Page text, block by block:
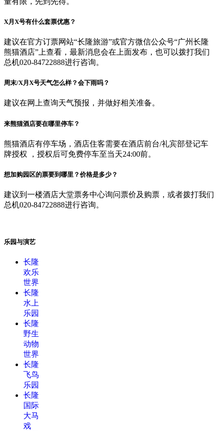
X月X号有什么套票优惠？
建议在官方订票网站“长隆旅游”或官方微信公众号“广州长隆
熊猫酒店”上查看，最新消息会在上面发布，也可以拨打我们
总机020-84722888进行咨询。
周末/X月X号天气怎么样？会下雨吗？
建议在网上查询天气预报，并做好相关准备。
来熊猫酒店要在哪里停车？
熊猫酒店有停车场，酒店住客需要在酒店前台/礼宾部登记车
牌授权 ，授权后可免费停车至当天24:00前。
想加购园区的票要到哪里？价格是多少？
建议到一楼酒店大堂票务中心询问票价及购票，或者拨打我们
总机020-84722888进行咨询。
乐园与演艺
长隆
欢乐
世界
长隆
水上
乐园
长隆
野生
动物
世界
长隆
飞鸟
乐园
长隆
国际
大马
戏